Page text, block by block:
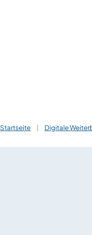
Startseite | Digitale